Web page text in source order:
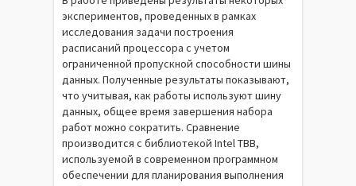
экспериментов, проведенных в рамках
исследования задачи построения
расписаний процессора с учетом
ограниченной пропускной способности шины
данных. Полученные результаты показывают,
что учитывая, как работы используют шину
данных, общее время завершения набора
работ можно сократить. Сравнение
производится с библиотекой Intel TBB,
используемой в современном программном
обеспечении для планирования выполнения